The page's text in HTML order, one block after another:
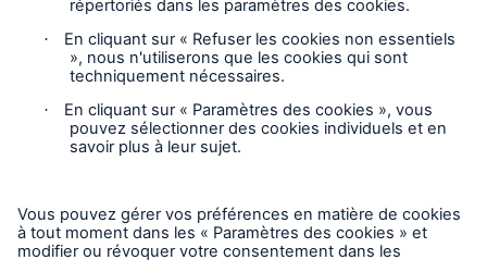
Avis de confidentialité